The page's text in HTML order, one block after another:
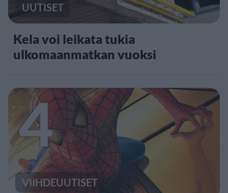
UUTISET
Kela voi leikata tukia
ulkomaanmatkan vuoksi
4
VIIHDEUUTISET